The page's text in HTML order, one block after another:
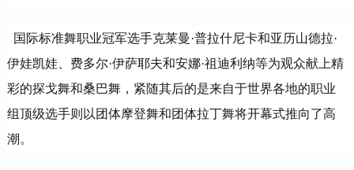
国际标准舞职业冠军选手克莱曼·普拉什尼卡和亚历山德拉·
伊娃凯娃、费多尔·伊萨耶夫和安娜·祖迪利纳等为观众献上精
彩的探戈舞和桑巴舞，紧随其后的是来自于世界各地的职业
组顶级选手则以团体摩登舞和团体拉丁舞将开幕式推向了高
潮。